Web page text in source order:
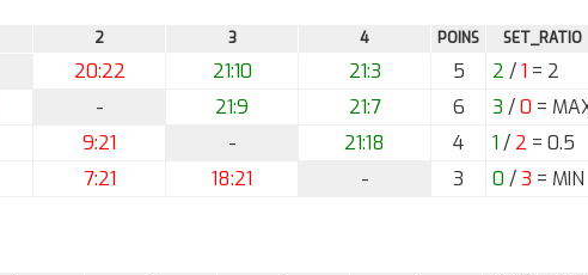
2 3 4 POINS SET_RATIO
20:22 21:10 21:3 5 2 /1 = 2
- 21:9 21:7 6 3 /0 =
9:21 - 21:18 4 1 / 2 = 0.5
7:21 18:21 - 3 0 /3 = MIN